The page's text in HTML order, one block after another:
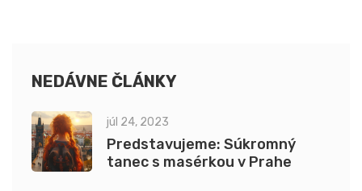
NEDÁVNE ČLÁNKY
júl 24, 2023
Predstavujeme: Súkromný
tanec s masérkou v Prahe